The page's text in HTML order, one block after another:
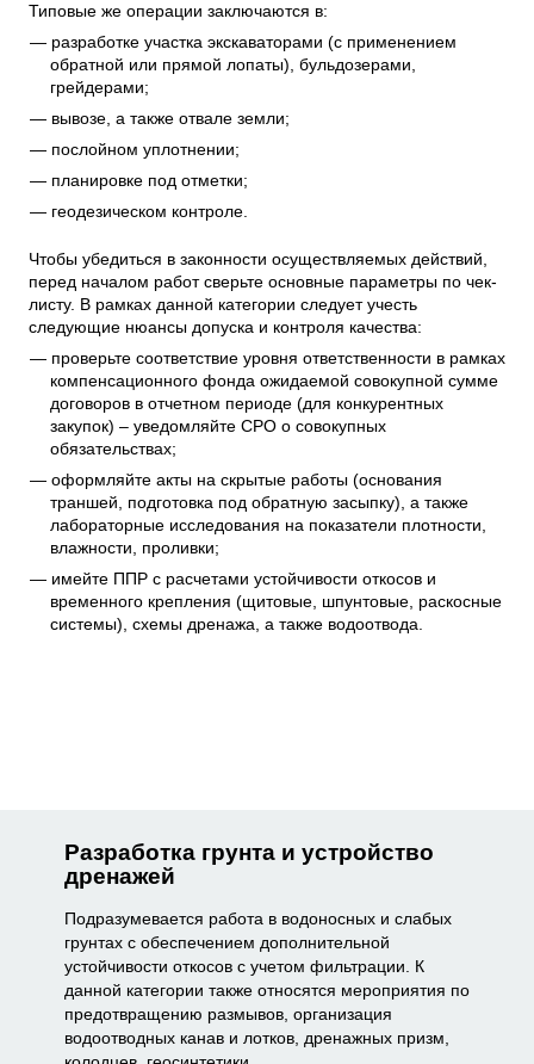
Типовые же операции заключаются в:
разработке участка экскаваторами (с применением
обратной или прямой лопаты), бульдозерами,
грейдерами;
вывозе, а также отвале земли;
послойном уплотнении;
планировке под отметки;
геодезическом контроле.
Чтобы убедиться в законности осуществляемых действий,
перед началом работ сверьте основные параметры по чек-
листу. В рамках данной категории следует учесть
следующие нюансы допуска и контроля качества:
проверьте соответствие уровня ответственности в рамках
компенсационного фонда ожидаемой совокупной сумме
договоров в отчетном периоде (для конкурентных
закупок) – уведомляйте СРО о совокупных
обязательствах;
оформляйте акты на скрытые работы (основания
траншей, подготовка под обратную засыпку), а также
лабораторные исследования на показатели плотности,
влажности, проливки;
имейте ППР с расчетами устойчивости откосов и
временного крепления (щитовые, шпунтовые, раскосные
системы), схемы дренажа, а также водоотвода.
Разработка грунта и устройство
дренажей
Подразумевается работа в водоносных и слабых
грунтах с обеспечением дополнительной
устойчивости откосов с учетом фильтрации. К
данной категории также относятся мероприятия по
предотвращению размывов, организация
водоотводных канав и лотков, дренажных призм,